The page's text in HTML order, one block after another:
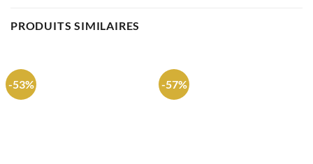
PRODUITS SIMILAIRES
-53% -57%